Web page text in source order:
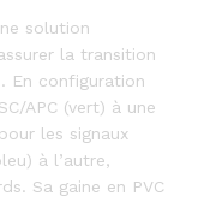
solution
la transition
En configuration
APC (vert) à une
les signaux
à l’autre,
Sa gaine en PVC